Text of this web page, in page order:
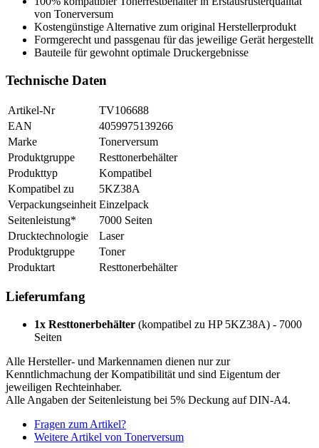
von Tonerversum
Kostengünstige Alternative zum original Herstellerprodukt
Formgerecht und passgenau für das jeweilige Gerät hergestellt
Bauteile für gewohnt optimale Druckergebnisse
Technische Daten
Artikel-Nr
TV106688
EAN
4059975139266
Marke
Tonerversum
Produktgruppe
Resttonerbehälter
Produkttyp
Kompatibel
Kompatibel zu
5KZ38A
Verpackungseinheit Einzelpack
Seitenleistung*
7000 Seiten
Drucktechnologie
Laser
Produktgruppe
Toner
Produktart
Resttonerbehälter
Lieferumfang
1x Resttonerbehälter (kompatibel zu HP 5KZ38A) - 7000
Seiten
Alle Hersteller- und Markennamen dienen nur zur
Kenntlichmachung der Kompatibilität und sind Eigentum der
jeweiligen Rechteinhaber.
Alle Angaben der Seitenleistung bei 5% Deckung auf DIN-A4.
Fragen zum Artikel?
Weitere Artikel von Tonerversum